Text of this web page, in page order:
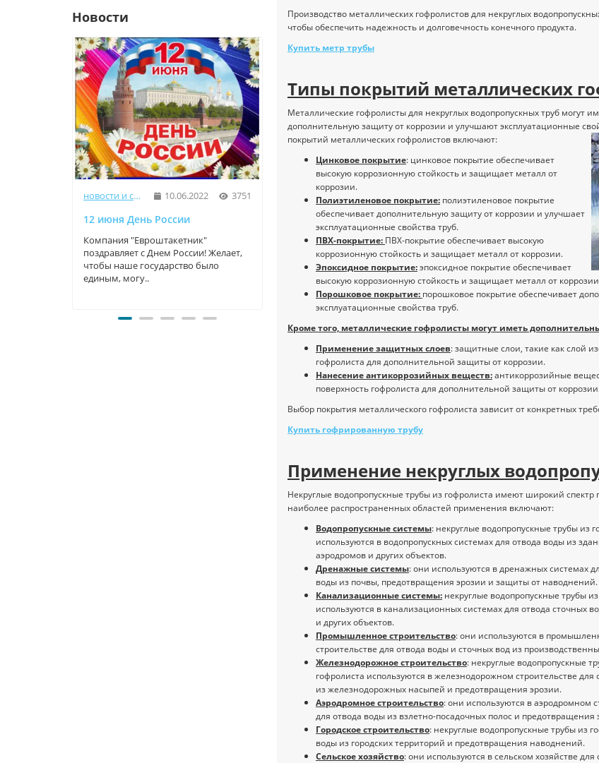
Новости
новости и статьи 10.06.2022 3751
12 июня День России
Компания "Евроштакетник"
поздравляет с Днем России! Желает,
чтобы наше государство было
единым, могу..
9 Мая - День Победы!
Компания "Евроштакетник" С
прекрасным праздником, суровым и
трогательным одновременно — с
великим и ..
1 мая – Праздник
Компания
праздником 1 Мая!
станет днем, когда все
удас..
Производство металлических гофролистов для некруглых
чтобы обеспечить надежность и долговечность конечного продукта.
Купить метр трубы
Типы покрытий металлических
Металлические гофролисты для некруглых водопропускных труб могут
дополнительную защиту от коррозии и улучшают эксплуатационные
покрытий металлических гофролистов включают:
Цинковое покрытие: цинковое покрытие обеспечивает
высокую коррозионную стойкость и защищает металл от
коррозии.
Полиэтиленовое покрытие: полиэтиленовое покрытие
обеспечивает дополнительную защиту от коррозии и улучшает
эксплуатационные свойства труб.
ПВХ-покрытие: ПВХ-покрытие обеспечивает высокую
коррозионную стойкость и защищает металл от коррозии.
Эпоксидное покрытие:эпоксидное покрытие обеспечивает
высокую коррозионную стойкость и защищает металл от
Порошковое покрытие: порошковое покрытие обеспечивает
эксплуатационные свойства труб.
Кроме того, металлические гофролисты могут иметь
Применение защитных слоев: защитные слои, такие как слой
гофролиста для дополнительной защиты от коррозии.
Нанесение антикоррозийных веществ:антикоррозийные
поверхность гофролиста для дополнительной защиты от
Выбор покрытия металлического гофролиста зависит от конкретных
Купить гофрированную трубу
Применение некруглых
Некруглые водопропускные трубы из гофролиста имеют широкий
наиболее распространенных областей применения включают:
Водопропускные системы: некруглые водопропускные трубы из
используются в водопропускных системах для отвода воды из
аэродромов и других объектов.
Дренажные системы: они используются в дренажных системах
воды из почвы, предотвращения эрозии и защиты от наводнений.
Канализационные системы: некруглые водопропускные трубы
используются в канализационных системах для отвода сточных
и других объектов.
Промышленное строительство: они используются в
строительстве для отвода воды и сточных вод из
Железнодорожное строительство: некруглые водопропускные
гофролиста используются в железнодорожном строительстве для
из железнодорожных насыпей и предотвращения эрозии.
Аэродромное строительство: они используются в аэродромном
для отвода воды из взлетно-посадочных полос и предотвращения
Городское строительство: некруглые водопропускные трубы из
воды из городских территорий и предотвращения наводнений.
Сельское хозяйство: они используются в сельском хозяйстве